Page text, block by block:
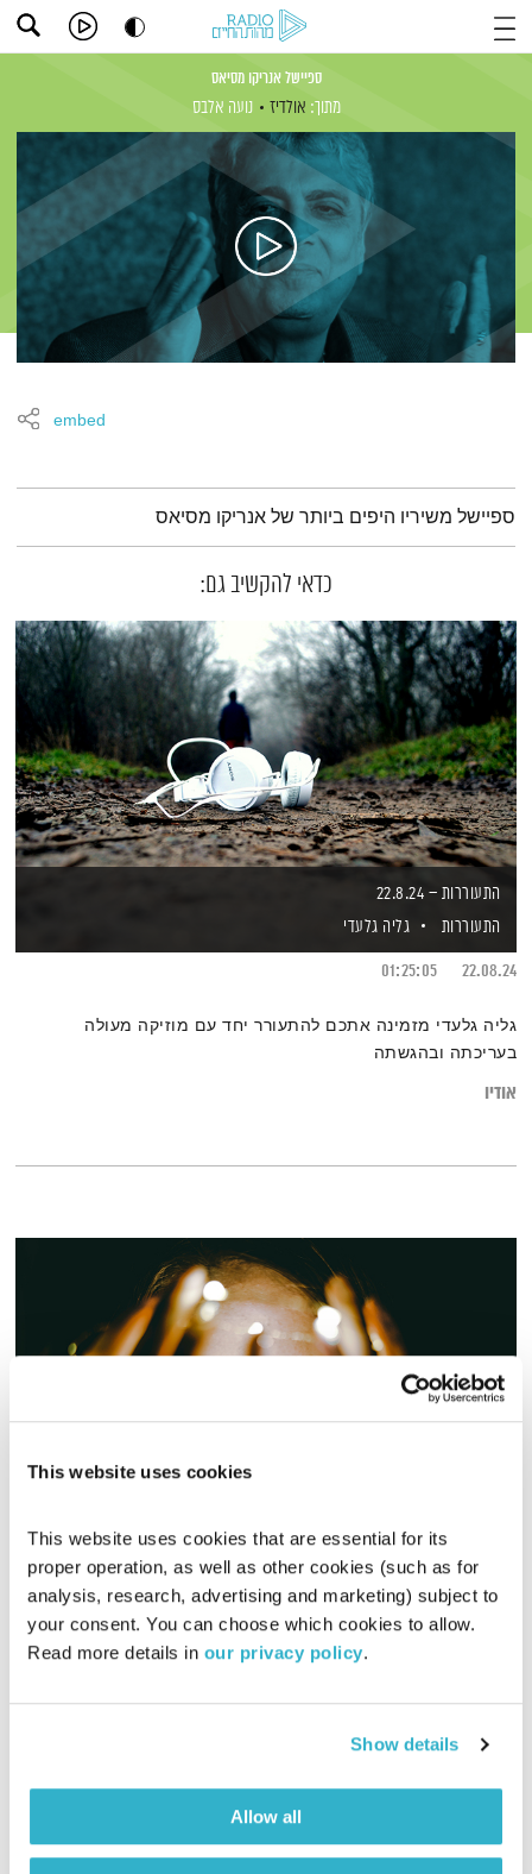
This website uses cookies
This website uses cookies that are essential for its
proper operation, as well as other cookies (such as for
analysis, research, advertising and marketing) subject to
your consent. You can choose which cookies to allow.
Read more details in our privacy policy.
Show details
Allow all
ספיישל אנריקו מסיאס
מתוך: אולדיז נועה אלבס
embed
תמצית הפודקאסט
ספיישל משיריו היפים ביותר של אנריקו מסיאס
כדאי להקשיב גם:
התעוררות – 22.8.24
התעוררות
גליה גלעדי
22.08.24
01:25:05
גליה גלעדי מזמינה אתכם להתעורר יחד עם מוזיקה מעולה
בעריכתה ובהגשתה
אודיו
בני בשן
12.06.22
01:00:23
והפעם פרופסור קרסו גאה מתמיד וניסים אמון מנסה להתמודד עם
המפחיד. ומוסיקה? פלא מצטנף בפלא. ואלוהים? איתנו. ויופי. טפו
אודיו